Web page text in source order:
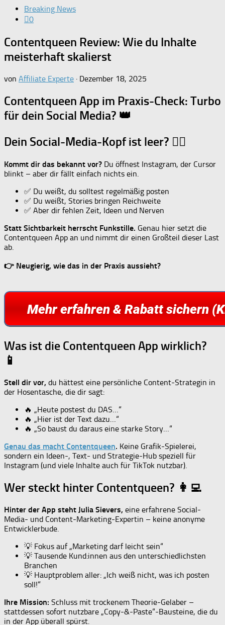
Breaking News
0
Contentqueen Review: Wie du Inhalte
meisterhaft skalierst
von Affiliate Experte · Dezember 18, 2025
Contentqueen App im Praxis-Check: Turbo
für dein Social Media? 👑
Dein Social-Media-Kopf ist leer? 😵‍💫
Kommt dir das bekannt vor? Du öffnest Instagram, der Cursor
blinkt – aber dir fällt einfach nichts ein.
✅ Du weißt, du solltest regelmäßig posten
✅ Du weißt, Stories bringen Reichweite
✅ Aber dir fehlen Zeit, Ideen und Nerven
Statt Sichtbarkeit herrscht Funkstille. Genau hier setzt die
Contentqueen App an und nimmt dir einen Großteil dieser Last
ab.
👉 Neugierig, wie das in der Praxis aussieht?
Was ist die Contentqueen App wirklich?
📱
Stell dir vor, du hättest eine persönliche Content-Strategin in
der Hosentasche, die dir sagt:
🔥 „Heute postest du DAS…“
🔥 „Hier ist der Text dazu…“
🔥 „So baust du daraus eine starke Story…“
Genau das macht Contentqueen. Keine Grafik-Spielerei,
sondern ein Ideen-, Text- und Strategie-Hub speziell für
Instagram (und viele Inhalte auch für TikTok nutzbar).
Wer steckt hinter Contentqueen? 👩‍💻
Hinter der App steht Julia Sievers, eine erfahrene Social-
Media- und Content-Marketing-Expertin – keine anonyme
Entwicklerbude.
💡 Fokus auf „Marketing darf leicht sein“
💡 Tausende Kund:innen aus den unterschiedlichsten
Branchen
💡 Hauptproblem aller: „Ich weiß nicht, was ich posten
soll!“
Ihre Mission: Schluss mit trockenem Theorie-Gelaber –
stattdessen sofort nutzbare „Copy-&-Paste“-Bausteine, die du
in der App überall spürst.